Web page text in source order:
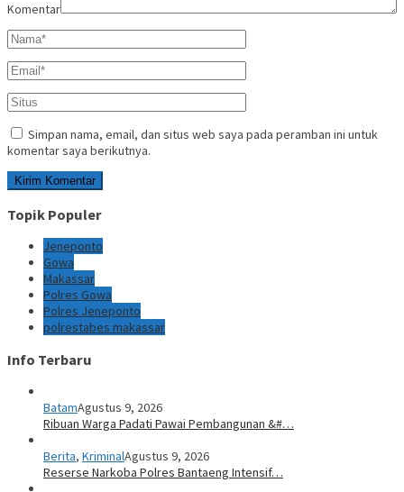
Komentar
Simpan nama, email, dan situs web saya pada peramban ini untuk
komentar saya berikutnya.
Topik Populer
Jeneponto
Gowa
Makassar
Polres Gowa
Polres Jeneponto
polrestabes makassar
Info Terbaru
BatamAgustus 9, 2026
Ribuan Warga Padati Pawai Pembangunan &#…
Berita, KriminalAgustus 9, 2026
Reserse Narkoba Polres Bantaeng Intensif…